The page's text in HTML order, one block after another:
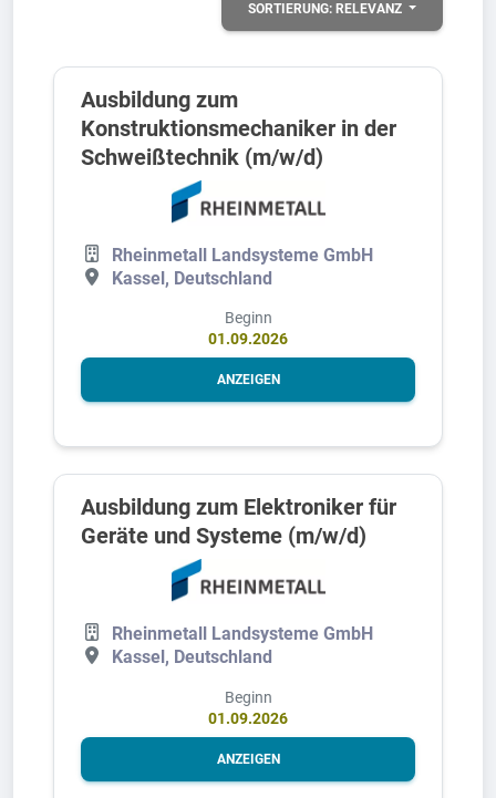
SORTIERUNG: RELEVANZ
Ausbildung zum
Konstruktionsmechaniker in der
Schweißtechnik (m/w/d)
Rheinmetall Landsysteme GmbH
Kassel, Deutschland
Beginn
01.09.2026
ANZEIGEN
Ausbildung zum Elektroniker für
Geräte und Systeme (m/w/d)
Rheinmetall Landsysteme GmbH
Kassel, Deutschland
Beginn
01.09.2026
ANZEIGEN